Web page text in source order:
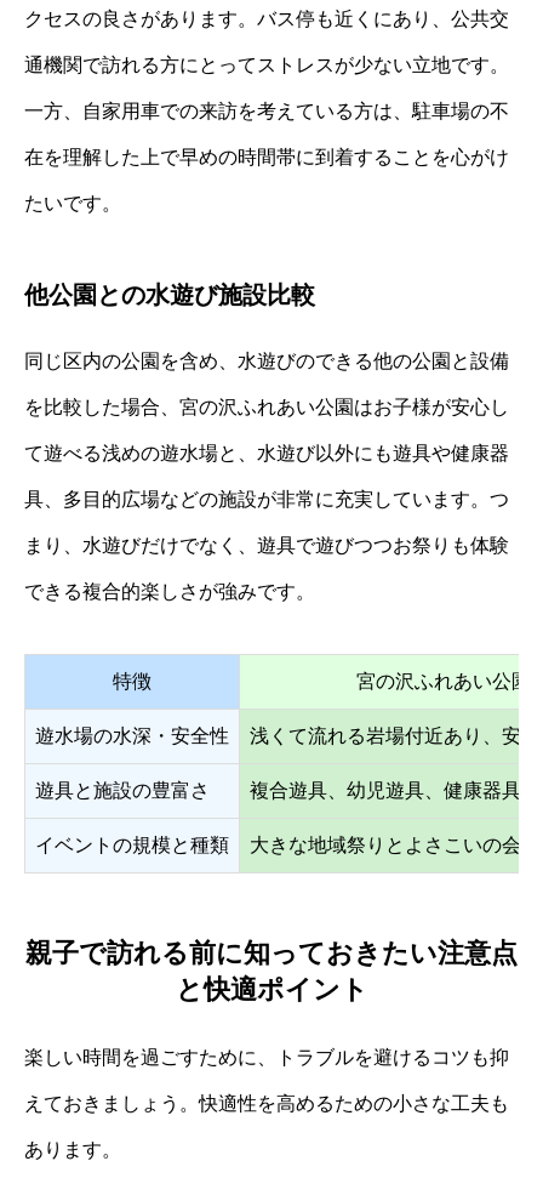
クセスの良さがあります。バス停も近くにあり、公共交
通機関で訪れる方にとってストレスが少ない立地です。
一方、自家用車での来訪を考えている方は、駐車場の不
在を理解した上で早めの時間帯に到着することを心がけ
たいです。
他公園との水遊び施設比較
同じ区内の公園を含め、水遊びのできる他の公園と設備
を比較した場合、宮の沢ふれあい公園はお子様が安心し
て遊べる浅めの遊水場と、水遊び以外にも遊具や健康器
具、多目的広場などの施設が非常に充実しています。つ
まり、水遊びだけでなく、遊具で遊びつつお祭りも体験
できる複合的楽しさが強みです。
特徴 宮の沢ふれあい公園
遊水場の水深・安全性 浅くて流れる岩場付近あり、安
遊具と施設の豊富さ 複合遊具、幼児遊具、健康器具
イベントの規模と種類 大きな地域祭りとよさこいの会
親子で訪れる前に知っておきたい注意点
と快適ポイント
楽しい時間を過ごすために、トラブルを避けるコツも抑
えておきましょう。快適性を高めるための小さな工夫も
あります。